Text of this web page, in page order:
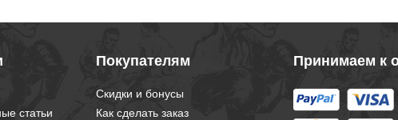
статьи
Покупателям
Скидки и бонусы
Как сделать заказ
Принимаем к